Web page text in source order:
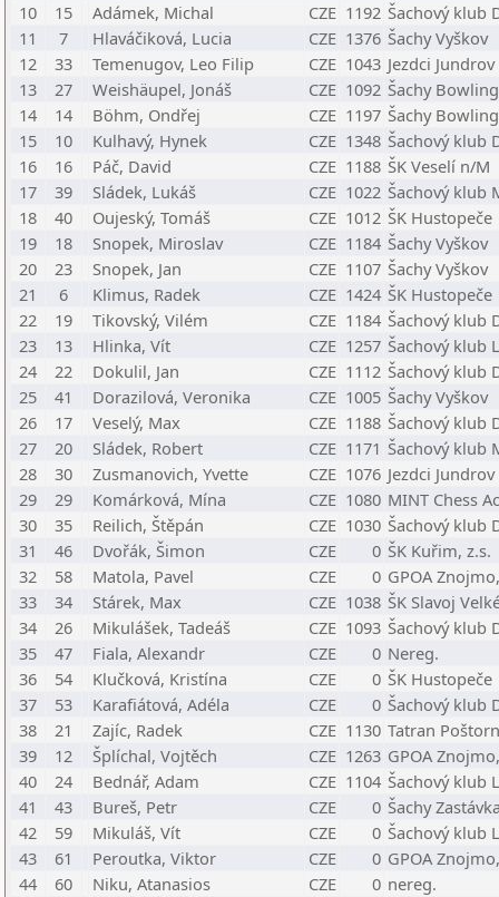
10
15 Adámek, Michal CZE 1192 Šachový klub
11
7 Hlaváčiková, Lucia CZE 1376 Šachy Vyškov
12
33 Temenugov, Leo Filip CZE 1043 Jezdci Jundrov
13
27 Weishäupel, Jonáš CZE 1092 Šachy
14
14 Böhm, Ondřej CZE 1197 Šachy
15
10 Kulhavý, Hynek CZE 1348 Šachový klub
16
16 Páč, David CZE 1188 ŠK Veselí n/M
17
39 Sládek, Lukáš CZE 1022 Šachový klub
18
40 Oujeský, Tomáš CZE 1012 ŠK Hustopeče
19
18 Snopek, Miroslav CZE 1184 Šachy Vyškov
20
23 Snopek, Jan CZE 1107 Šachy Vyškov
21
6 Klimus, Radek CZE 1424 ŠK Hustopeče
22
19 Tikovský, Vilém CZE 1184 Šachový klub
23
13 Hlinka, Vít CZE 1257 Šachový klub
24
22 Dokulil, Jan CZE 1112 Šachový klub
25
41 Dorazilová, Veronika CZE 1005 Šachy Vyškov
26
17 Veselý, Max CZE 1188 Šachový klub
27
20 Sládek, Robert CZE 1171 Šachový klub
28
30 Zusmanovich, Yvette CZE 1076 Jezdci Jundrov
29
29 Komárková, Mína CZE 1080 MINT Chess
30
35 Reilich, Štěpán CZE 1030 Šachový klub
31
46 Dvořák, Šimon CZE 0 ŠK Kuřim, z.s.
32
58 Matola, Pavel CZE 0 GPOA
33
34 Stárek, Max CZE 1038 ŠK Slavoj
34
26 Mikulášek, Tadeáš CZE 1093 Šachový klub
35
47 Fiala, Alexandr CZE 0 Nereg.
36
54 Klučková, Kristína CZE 0 ŠK Hustopeče
37
53 Karafiátová, Adéla CZE 0 Šachový klub
38
21 Zajíc, Radek CZE 1130 Tatran
39
12 Šplíchal, Vojtěch CZE 1263 GPOA
40
24 Bednář, Adam CZE 1104 Šachový klub
41
43 Bureš, Petr CZE 0 Šachy
42
59 Mikuláš, Vít CZE 0 Šachový klub
43
61 Peroutka, Viktor CZE 0 GPOA
44
60 Niku, Atanasios CZE 0 nereg.